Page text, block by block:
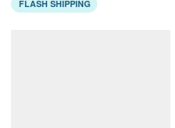
FLASH SHIPPING